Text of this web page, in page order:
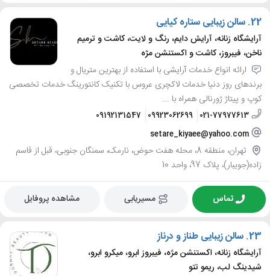
22. سالن زیبایی ستاره کیایی
آرایشگاه زنانه، آرایش دایم، رنگ و لایت، کاشت و ترمیم
ناخن، فیبروز، کاشت و اکستنشن مژه
ارائه انواع خدمات آرایشی با استفاده از بهترین متریال و
برندهای روز دنیا خدمات لاکچری عروس با تکنیک کانتورینگ خدمات تخصصی
کوپ و پیتاژ ژورنالی همراه با ...
021-77977613
09923062699
09192131547
setare_kiyaee@yahoo.com
تهران، منطقه 8، محله هفت حوض، نارمک، سمنگان جنوبی، قبل از قاسم
زاده(جویبار)، پلاک 97، واحد 10
تماس مسیریابی مشاهده پروفایل
23. سالن زیبایی طناز و درناز
آرایشگاه زنانه، اکستنشن مژه، فیبروز ابرو، میکرو ابرو،
شیدینگ لب، ریمو تتو